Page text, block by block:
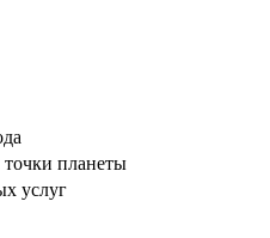
планеты
услуг